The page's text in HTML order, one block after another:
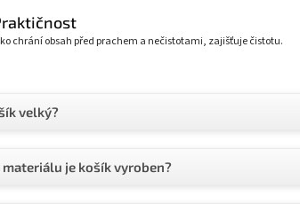
chrání obsah před prachem a nečistotami, zajišťuje čistotu.
velký?
materiálu je košík vyroben?